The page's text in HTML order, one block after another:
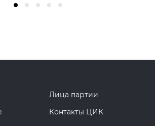
Лица партии
Контакты ЦИК